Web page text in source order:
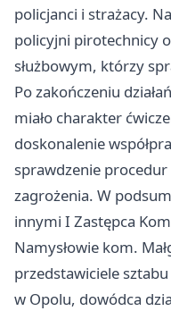
policjanci i strażacy.
policyjni pirotechnicy
służbowym, którzy
Po zakończeniu
miało charakter
doskonalenie
sprawdzenie
zagrożenia. W
innymi I Zastępca
Namysłowie kom.
przedstawiciele
w Opolu, dowódca